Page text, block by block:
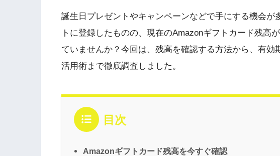
誕生日プレゼントやキャンペーンなどで手にする機会が
トに登録したものの、現在のAmazonギフトカード残高
ていませんか？今回は、残高を確認する方法から、有効
活用術まで徹底調査しました。
目次
Amazonギフトカード残高を今すぐ確認